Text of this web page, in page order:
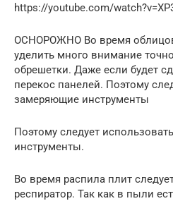
https://youtube.com/
ОСНОРОЖНО Во время
уделить много внимание
обрешетки. Даже если будет
перекос панелей. Поэтому
замеряющие инструменты
Поэтому следует
инструменты.
Во время распила плит
респиратор. Так как в пыли